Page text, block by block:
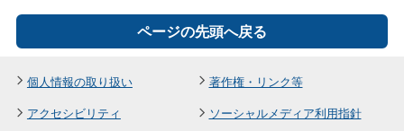
ページの先頭へ戻る
個人情報の取り扱い
著作権・リンク等
アクセシビリティ
ソーシャルメディア利用指針